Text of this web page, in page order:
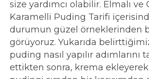
size yardımcı olabilir. Elmalı ve
Karamelli Puding Tarifi
durumun güzel örneklerinden
görüyoruz. Yukarıda
puding nasıl yapılır adımlarını
ettikten sonra, krema